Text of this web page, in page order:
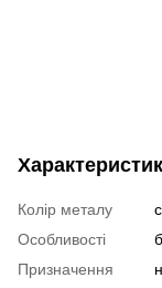
Колір металу
Особливості
Призначення